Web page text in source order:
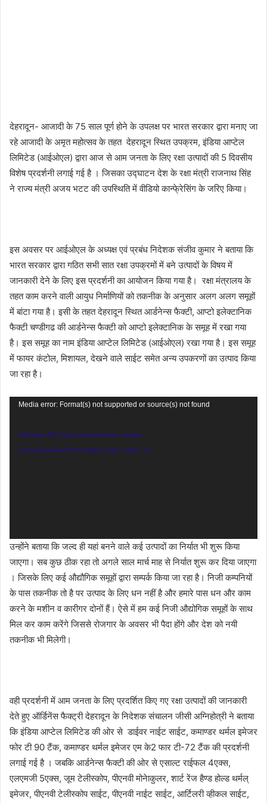
देहरादून- आजादी के 75 साल पूर्ण होने के उपलक्ष पर भारत सरकार द्वारा मनाए जा
रहे आजादी के अमृत महोत्‍सव के तहत देहरादून स्थित उपक्रम, इंडिया आप्‍टेल
लिमिटेड (आईओएल) द्वारा आज से आम जनता के लिए रक्षा उत्पादों की 5 दिवसीय
विशेष प्रदर्शनी लगाई गई है । जिसका उद्घाटन देश के रक्षा मंत्री राजनाथ सिंह
ने राज्‍य मंत्री अजय भटट की उपस्थिति में वीडियो कान्‍फे्रेसिंग के जरिए किया।
इस अवसर पर आईओएल के अध्‍यक्ष एवं प्रबंध निदेशक संजीव कुमार ने बताया कि
भारत सरकार द्वारा गठित सभी सात रक्षा उपक्रमों में बने उत्‍पादों के विषय में
जानकारी देने के लिए इस प्रदर्शनी का आयोजन किया गया है। रक्षा मंत्रालय के
तहत काम करने वाली आयुध निर्माणियों को तकनीक के अनुसार अलग अलग समूहों
में बांटा गया है। इसी के तहत देहरादून स्थित आर्डनेन्‍स फैक्‍टी, आप्‍टो इलेक्‍टानिक
फैक्‍टी चण्‍डीगढ की आर्डनेन्‍स फैक्‍टी को आप्‍टो इलेक्‍टानिक के समूह में रखा गया
है। इस समूह का नाम इंडिया आप्‍टेल लिमिटेड (आईओएल) रखा गया है। इस समूह
में फायर कंटोल, मिशायल, देखने वाले साईट समेत अन्‍य उपकरणों का उत्‍पाद किया
जा रहा है।
Video
Media error: Format(s) not supported or source(s) not found
Download File: https://janpakshtimes.com/wp-
content/uploads/2021/12/djnnf_SD_1.mp4?_=1
उन्होंने बताया कि जल्द ही यहां बनने वाले कई उत्‍पादों का निर्यात भी शुरू किया
जाएगा। सब कुछ ठीक रहा तो अगले साल मार्च माह से निर्यात शुरू कर दिया जाएगा
। जिसके लिए कई औद्यौगिक समूहों द्वारा सम्‍पर्क किया जा रहा है। निजी कम्‍पनियों
के पास तकनीक तो है पर उत्‍पाद के लिए धन नहीं है और हमारे पास धन और काम
करने के मशीन व कारीगर दोनों हैं। ऐसे में हम कई निजी औद्योगिक समूहों के साथ
मिल कर काम करेंगे जिससे रोजगार के अवसर भी पैदा होंगे और देश को नयी
तकनीक भी मिलेगी।
वही प्रदर्शनी में आम जनता के लिए प्रदर्शित किए गए रक्षा उत्पादों की जानकारी
देते हुए ऑर्डिनेंस फैक्ट्री देहरादून के निदेशक संचालन जीसी अग्निहोत्री ने बताया
कि इंडिया आप्‍टेल लिमिटेड की ओर से डाईवर नाईट साईट, कमाण्‍डर थर्मल इमेजर
फोर टी 90 टैंक, कमाण्‍डर थर्मल इमेजर एम के2 फार टी-72 टैंक की प्रदर्शनी
लगाई गई है । जबकि आर्डनेन्‍स फैक्‍टी की ओर से एसाल्‍ट राईफल 4एक्‍स,
एलएमजी 5एक्‍स, जूम टेलीस्‍कोप, पीएनवी मोनेाकुलर, शार्ट रेंज हैण्‍ड होल्‍ड थर्मल्
इमेजर, पीएनवी टेलीस्‍कोप साईट, पीएनवी नाईट साईट, आर्टिलरी व्हीकल साईट,